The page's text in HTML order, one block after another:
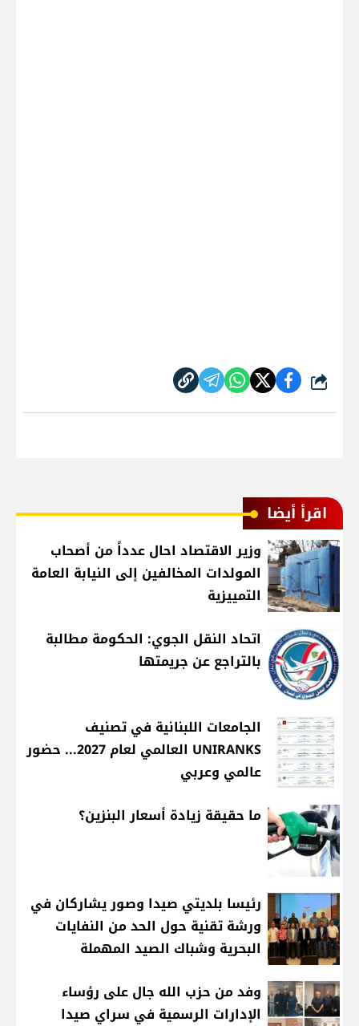
شارك
اقرأ أيضا
وزير الاقتصاد احال عدداً من أصحاب
المولدات المخالفين إلى النيابة العامة
التمييزية
اتحاد النقل الجوي: الحكومة مطالبة
بالتراجع عن جريمتها
الجامعات اللبنانية في تصنيف
UNIRANKS العالمي لعام 2027... حضور
عالمي وعربي
ما حقيقة زيادة أسعار البنزين؟
رئيسا بلديتي صيدا وصور يشاركان في
ورشة تقنية حول الحد من النفايات
البحرية وشباك الصيد المهملة
وفد من حزب الله جال على رؤساء
الإدارات الرسمية في سراي صيدا